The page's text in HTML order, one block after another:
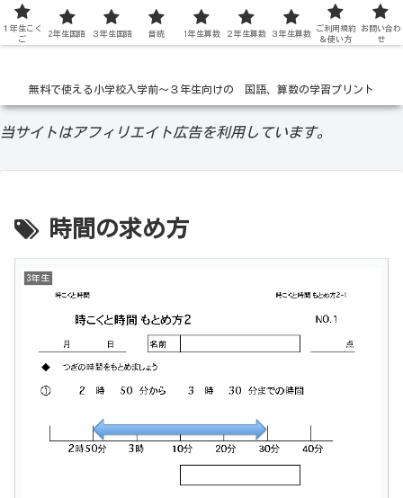
低学年の無料学習ドリル
無料で使える小学校入学前〜３年生向けの 国語、算数の学習プリント
当サイトはアフィリエイト広告を利用しています。
時間の求め方
3年生
１年生こく
ご
2年生国語 ３年生国語 音読 1年生算数 ２年生算数 ３年生算数
ご利用規約
＆使い方
お問い合わ
せ